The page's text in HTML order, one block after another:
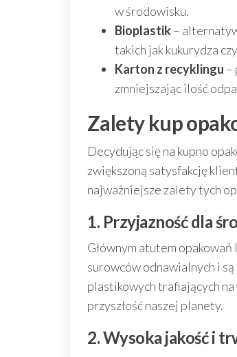
w środowisku.
Bioplastik–
takich jak kukurydza
Karton z recyklingu –
zmniejszając ilość
Zalety kup
Decydując się na kupno
zwiększoną satysfakcję
najważniejsze zalety tych
1. Przyjazność dla
Głównym atutem
surowców odnawialnych i
plastikowych trafiających na
przyszłość naszej planety.
2. Wysoka jakość i